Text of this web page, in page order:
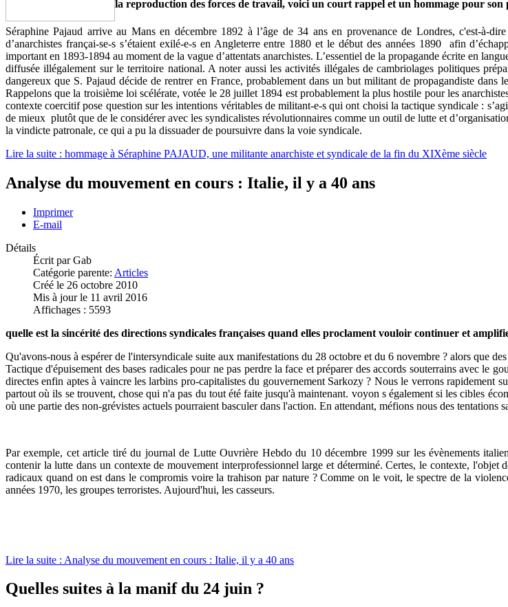
la reproduction des forces de travail, voici un court rappel et un hommage pour son
Séraphine Pajaud arrive au Mans en décembre 1892 à l’âge de 34 ans en provenance de Londres, c'est-à-
d’anarchistes françai-se-s s’étaient exilé-e-s en Angleterre entre 1880 et le début des années 1890 afin
important en 1893-1894 au moment de la vague d’attentats anarchistes. L’essentiel de la propagande écrite en
diffusée illégalement sur le territoire national. A noter aussi les activités illégales de cambriolages politiques
dangereux que S. Pajaud décide de rentrer en France, probablement dans un but militant de propagandiste
Rappelons que la troisième loi scélérate, votée le 28 juillet 1894 est probablement la plus hostile pour les
contexte coercitif pose question sur les intentions véritables de militant-e-s qui ont choisi la tactique syndicale :
de mieux plutôt que de le considérer avec les syndicalistes révolutionnaires comme un outil de lutte et
la vindicte patronale, ce qui a pu la dissuader de poursuivre dans la voie syndicale.
Lire la suite : hommage à Séraphine PAJAUD, une militante anarchiste et syndicale de la fin du XIXème siècle
Analyse du mouvement en cours : Italie, il y a 40 ans
Imprimer
E-mail
Détails
Écrit parGab
Catégorie parente: Articles
Créé le 26 octobre 2010
Mis à jour le 11 avril 2016
Affichages : 5593
quelle est la sincérité des directions syndicales françaises quand elles proclament vouloir continuer et
Qu'avons-nous à espérer de l'intersyndicale suite aux manifestations du 28 octobre et du 6 novembre ? alors que
Tactique d'épuisement des bases radicales pour ne pas perdre la face et préparer des accords souterrains avec le
directes enfin aptes à vaincre les larbins pro-capitalistes du gouvernement Sarkozy ? Nous le verrons
partout où ils se trouvent, chose qui n'a pas du tout été faite jusqu'à maintenant. voyon s également si les cibles
où une partie des non-grévistes actuels pourraient basculer dans l'action. En attendant, méfions nous des
Par exemple, cet article tiré du journal de Lutte Ouvrière Hebdo du 10 décembre 1999 sur les évènements
contenir la lutte dans un contexte de mouvement interprofessionnel large et déterminé. Certes, le contexte,
radicaux quand on est dans le compromis voire la trahison par nature ? Comme on le voit, le spectre de la
années 1970, les groupes terroristes. Aujourd'hui, les casseurs.
Lire la suite : Analyse du mouvement en cours : Italie, il y a 40 ans
Quelles suites à la manif du 24 juin ?